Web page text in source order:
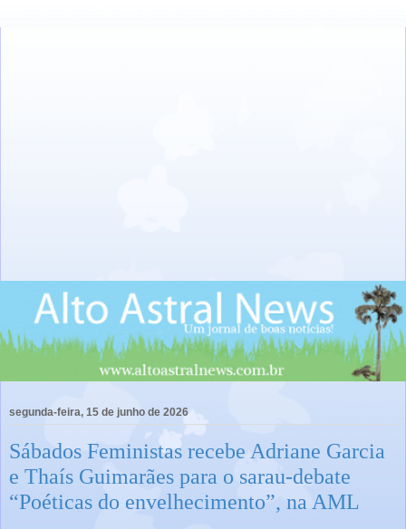
segunda-feira, 15 de junho de 2026
Sábados Feministas recebe Adriane Garcia
e Thaís Guimarães para o sarau-debate
“Poéticas do envelhecimento”, na AML